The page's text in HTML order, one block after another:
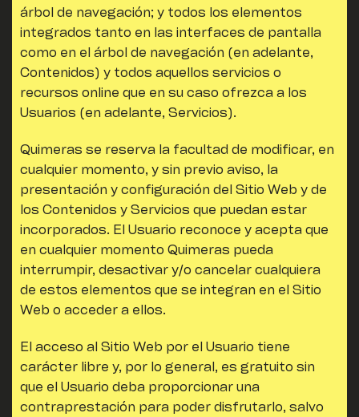
árbol de navegación; y todos los elementos
integrados tanto en las interfaces de pantalla
como en el árbol de navegación (en adelante,
Contenidos) y todos aquellos servicios o
recursos online que en su caso ofrezca a los
Usuarios (en adelante, Servicios).
Quimeras se reserva la facultad de modificar, en
cualquier momento, y sin previo aviso, la
presentación y configuración del Sitio Web y de
los Contenidos y Servicios que puedan estar
incorporados. El Usuario reconoce y acepta que
en cualquier momento Quimeras pueda
interrumpir, desactivar y/o cancelar cualquiera
de estos elementos que se integran en el Sitio
Web o acceder a ellos.
El acceso al Sitio Web por el Usuario tiene
carácter libre y, por lo general, es gratuito sin
que el Usuario deba proporcionar una
contraprestación para poder disfrutarlo, salvo